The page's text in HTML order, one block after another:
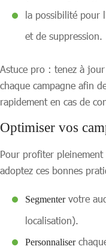
la possibilité pour
et de suppression.
Astuce pro : tenez à
chaque campagne afin
rapidement en cas de
Optimiser vos
Pour profiter pleinement
adoptez ces bonnes
Segmentervotre
localisation).
Personnaliser